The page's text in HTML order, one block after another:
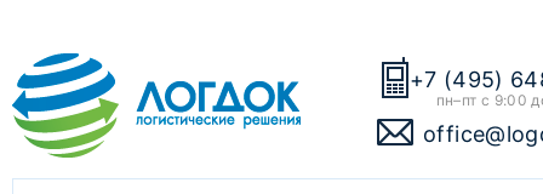
+7 (495)
пн–пт с 9:00